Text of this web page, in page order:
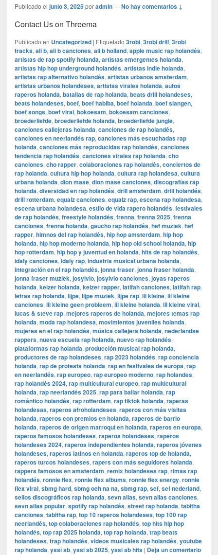
Publicado el junio 3, 2025poradmin—No hay comentarios ↓
Contact Us on Threema
Publicado en Uncategorized | Etiquetado 3robi, 3robi drill, 3robi
tracks, ali b, ali b canciones, ali b holland, apple music rap holandés,
artistas de rap spotify holanda, artistas emergentes holanda,
artistas hip hop underground holandés, artistas indie holanda,
artistas rap alternativo holandés, artistas urbanos amsterdam,
artistas urbanos holandeses, artistas virales holanda, autos
raperos holanda, batallas de rap holanda, beats drill holandeses,
beats holandeses, boef, boef habiba, boef holanda, boef slangen,
boef songs, boef viral, bokoesam, bokoesam canciones,
broederliefde, broederliefde holanda, broederliefde jungle,
canciones callejeras holanda, canciones de rap holandés,
canciones en neerlandés rap, canciones más escuchadas rap
holanda, canciones más reproducidas rap holandés, canciones
tendencia rap holandés, canciones virales rap holanda, cho
canciones, cho rapper, colaboraciones rap holandés, conciertos de
rap holanda, cultura hip hop holanda, cultura rap holandesa, cultura
urbana holanda, dion mase, dion mase canciones, discografías rap
holanda, diversidad en rap holandés, drill amsterdam, drill holandés,
drill rotterdam, equalz canciones, equalz rap, escena rap holandesa,
escena urbana holandesa, estilo de vida rapero holandés, festivales
de rap holandés, freestyle holandés, frenna, frenna 2025, frenna
canciones, frenna holanda, gaucho rap holandés, hef muziek, hef
rapper, himnos del rap holandés, hip hop amsterdam, hip hop
holanda, hip hop moderno holanda, hip hop old school holanda, hip
hop rotterdam, hip hop y juventud en holanda, hits de rap holandés,
idaly canciones, idaly rap, industria musical urbana holanda,
integración en el rap holandés, jonna fraser, jonna fraser holanda,
jonna fraser muziek, josylvio, josylvio canciones, joyas raperos
holanda, keizer holanda, keizer rapper, latifah canciones, latifah rap,
letras rap holanda, lijpe, lijpe muziek, lijpe rap, lil kleine, lil kleine
canciones, lil kleine geen probleem, lil kleine holanda, lil kleine viral,
lucas & steve rap, mejores raperos de holanda, mejores temas rap
holanda, moda rap holandesa, movimientos juveniles holanda,
mujeres en el rap holandés, música callejera holanda, nederlandse
rappers, nueva escuela rap holanda, nuevo rap holandés,
plataformas rap holanda, producción musical rap holanda,
productores de rap holandeses, rap 2023 holandés, rap conciencia
holanda, rap de protesta holanda, rap en festivales de europa, rap
en neerlandés, rap europeo, rap europeo moderno, rap holandes,
rap holandés 2024, rap multicultural europeo, rap multicultural
holanda, rap neerlandés 2025, rap para bailar holanda, rap
romántico holandés, rap rotterdam, rap tiktok holanda, raperas
holandesas, raperos afroholandeses, raperos con más visitas
holanda, raperos con premios en holanda, raperos de barrio
holanda, raperos de origen marroquí en holanda, raperos en europa,
raperos famosos holandeses, raperos holandeses, raperos
holandeses 2024, raperos independientes holanda, raperos jóvenes
holandeses, raperos latinos en holanda, raperos top de holanda,
raperos turcos holandeses, rapers con más seguidores holanda,
rappers famosos en amsterdam, remix holandeses rap, rimas rap
holandés, ronnie flex, ronnie flex albums, ronnie flex energy, ronnie
flex viral, sbmg hard, sbmg oeh na na, sbmg rap, sef, sef nederland,
sellos discográficos rap holanda, sevn alias, sevn alias canciones,
sevn alias popular, spotify rap holandés, street rap holanda, tabitha
canciones, tabitha rap, top 10 raperos holandeses, top 100 rap
neerlandés, top colaboraciones rap holandés, top hits hip hop
holandés, top rap 2025 holanda, top rap holanda, trap beats
holandeses, trap holandés, videos musicales rap holandés, youtube
rap holanda, yssi sb, yssi sb 2025, yssi sb hits | Deja un comentario